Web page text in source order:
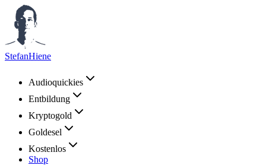
StefanHiene
Audioquickies
Entbildung
Kryptogold
Goldesel
Kostenlos
Shop